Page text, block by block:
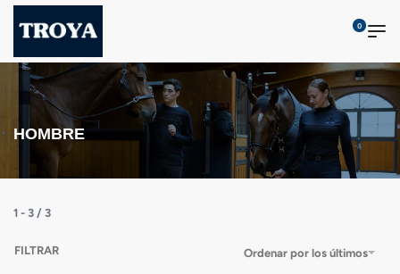
0
HOMBRE
1 - 3 / 3
Ordenar por los últimos
FILTRAR